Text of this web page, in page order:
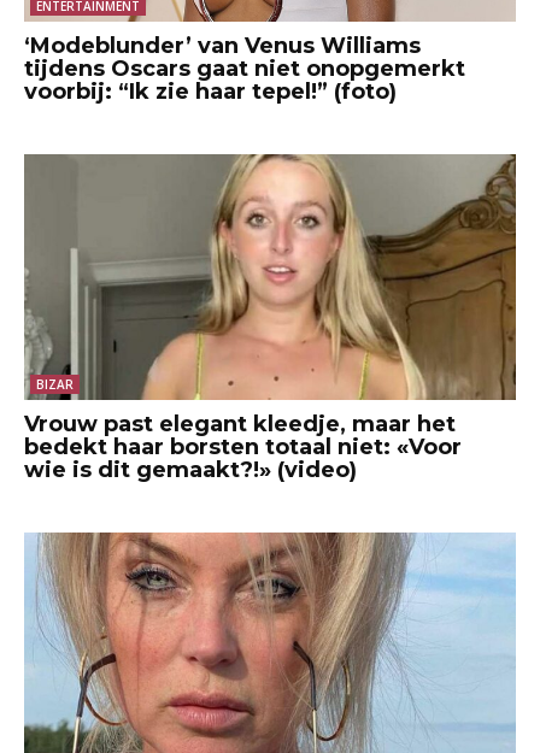
ENTERTAINMENT
‘Modeblunder’ van Venus Williams
tijdens Oscars gaat niet onopgemerkt
voorbij: “Ik zie haar tepel!” (foto)
BIZAR
Vrouw past elegant kleedje, maar het
bedekt haar borsten totaal niet: «Voor
wie is dit gemaakt?!» (video)